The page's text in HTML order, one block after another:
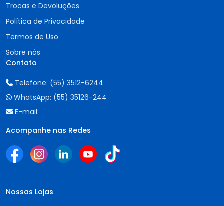
Trocas e Devoluções
Política de Privacidade
Termos de Uso
Sobre nós
Contato
Telefone: (55) 3512-6244
WhatsApp: (55) 35126-244
E-mail:
Acompanhe nas Redes
Nossas Lojas